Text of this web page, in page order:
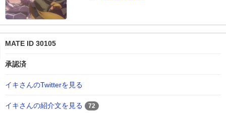
MATE ID 30105
承認済
イキさんのTwitterを見る
イキさんの紹介文を見る 72